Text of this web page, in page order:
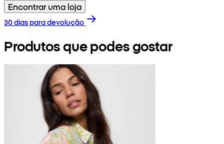
Encontrar uma loja
30 dias para devolução
Produtos que podes gostar